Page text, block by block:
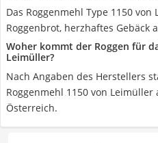
Das Roggenmehl Type 1150
Roggenbrot, herzhaftes Gebäck
Woher kommt der Roggen für
Leimüller?
Nach Angaben des Herstellers
Roggenmehl 1150 von
Österreich.